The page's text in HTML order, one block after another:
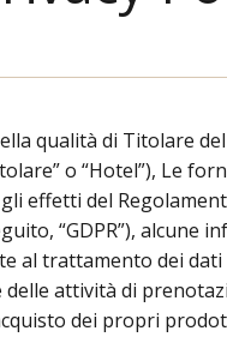
qualità di Titolare
o “Hotel”), Le
effetti del
“GDPR”), alcune
al trattamento dei
delle attività di
dei propri